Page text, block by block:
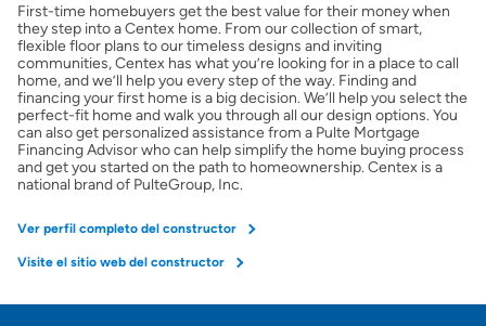
Obtener ofertas por mi casa
First-time homebuyers get the best value for their money when
they step into a Centex home. From our collection of smart,
flexible floor plans to our timeless designs and inviting
communities, Centex has what you’re looking for in a place to call
home, and we’ll help you every step of the way. Finding and
financing your first home is a big decision. We’ll help you select the
perfect-fit home and walk you through all our design options. You
can also get personalized assistance from a Pulte Mortgage
Financing Advisor who can help simplify the home buying process
and get you started on the path to homeownership. Centex is a
national brand of PulteGroup, Inc.
Ver perfil completo del constructor
Visite el sitio web del constructor